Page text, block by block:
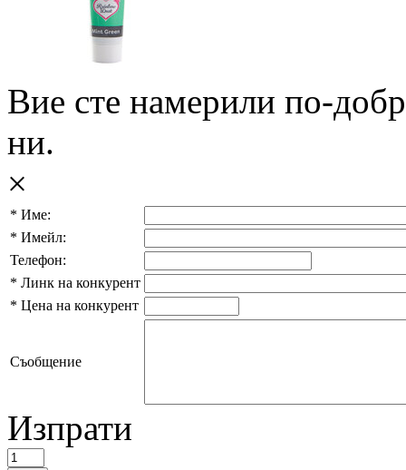
Вие сте намерили по-
ни.
×
* Име:
* Имейл:
Телефон:
* Линк на конкурент
* Цена на конкурент
Съобщение
Изпрати